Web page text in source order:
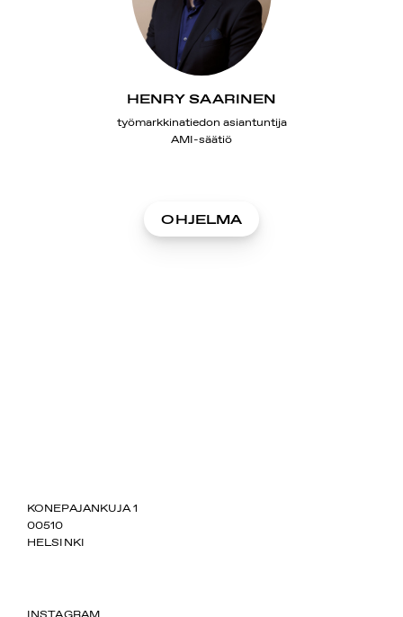
HENRY SAARINEN
työmarkkinatiedon asiantuntija
AMI-säätiö
OHJELMA
SUOMIAREENA
KONEPAJANKUJA 1
00510
HELSINKI
INSTAGRAM